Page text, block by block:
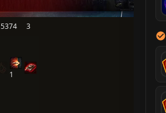
5374 3
1